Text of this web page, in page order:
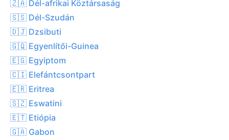
🇿🇦 Dél-afrikai Köztársaság
🇸🇸 Dél-Szudán
🇩🇯 Dzsibuti
🇬🇶 Egyenlítői-Guinea
🇪🇬 Egyiptom
🇨🇮 Elefántcsontpart
🇪🇷 Eritrea
🇸🇿 Eswatini
🇪🇹 Etiópia
🇬🇦 Gabon